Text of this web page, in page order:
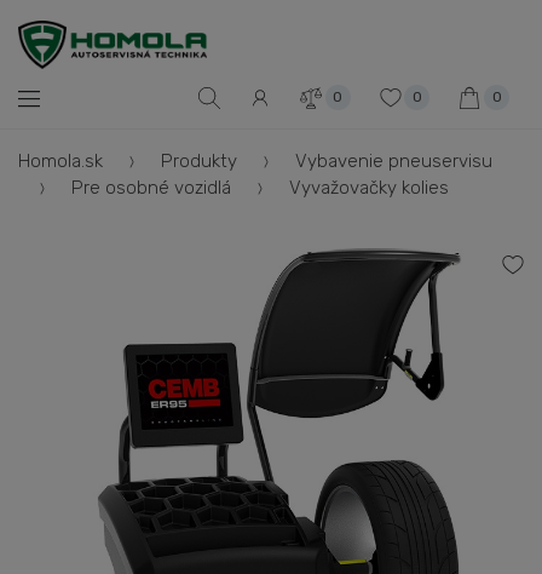
0 0 0
Homola.sk Produkty
Vybavenie pneuservisu
Pre osobné vozidlá
Vyvažovačky kolies